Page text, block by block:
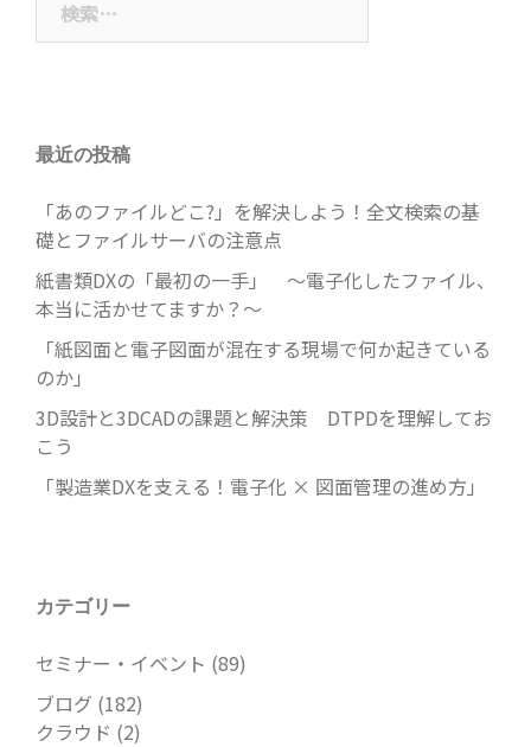
索:
最近の投稿
「あのファイルどこ?」を解決しよう！全文検索の基
礎とファイルサーバの注意点
紙書類DXの「最初の一手」 ～電子化したファイル、
本当に活かせてますか？～
「紙図面と電子図面が混在する現場で何か起きている
のか」
3D設計と3DCADの課題と解決策 DTPDを理解してお
こう
「製造業DXを支える！電子化 × 図面管理の進め方」
カテゴリー
セミナー・イベント (89)
ブログ (182)
クラウド (2)